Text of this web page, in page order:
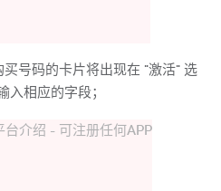
号码的卡片将出现在 "激活" 选
入相应的字段；